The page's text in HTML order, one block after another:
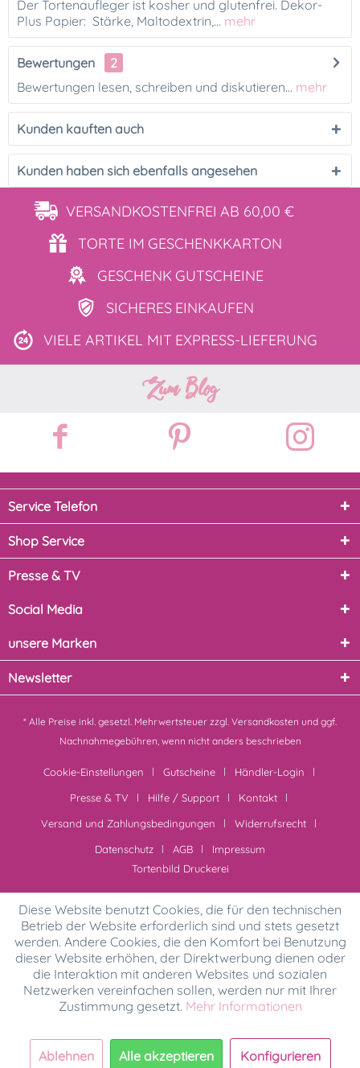
Der Tortenaufleger ist kosher und glutenfrei. Dekor-
Plus Papier: Stärke, Maltodextrin,... mehr
Bewertungen
2
Bewertungen lesen, schreiben und diskutieren... mehr
Kunden kauften auch
Kunden haben sich ebenfalls angesehen
VERSANDKOSTENFREI AB 60,00 €
TORTE IM GESCHENKKARTON
GESCHENK GUTSCHEINE
SICHERES EINKAUFEN
VIELE ARTIKEL MIT EXPRESS-LIEFERUNG
Zum Blog
Service Telefon
Shop Service
Presse & TV
Social Media
unsere Marken
Newsletter
* Alle Preise inkl. gesetzl. Mehrwertsteuer zzgl. Versandkosten und ggf.
Nachnahmegebühren, wenn nicht anders beschrieben
Cookie-Einstellungen Gutscheine
Händler-Login
Presse & TV
Hilfe / Support
Kontakt
Versand und Zahlungsbedingungen
Widerrufsrecht
Datenschutz
AGB
Impressum
Tortenbild Druckerei
Diese Website benutzt Cookies, die für den technischen
Betrieb der Website erforderlich sind und stets gesetzt
werden. Andere Cookies, die den Komfort bei Benutzung
dieser Website erhöhen, der Direktwerbung dienen oder
die Interaktion mit anderen Websites und sozialen
Netzwerken vereinfachen sollen, werden nur mit Ihrer
Zustimmung gesetzt. Mehr Informationen
Ablehnen Alle akzeptieren Konfigurieren